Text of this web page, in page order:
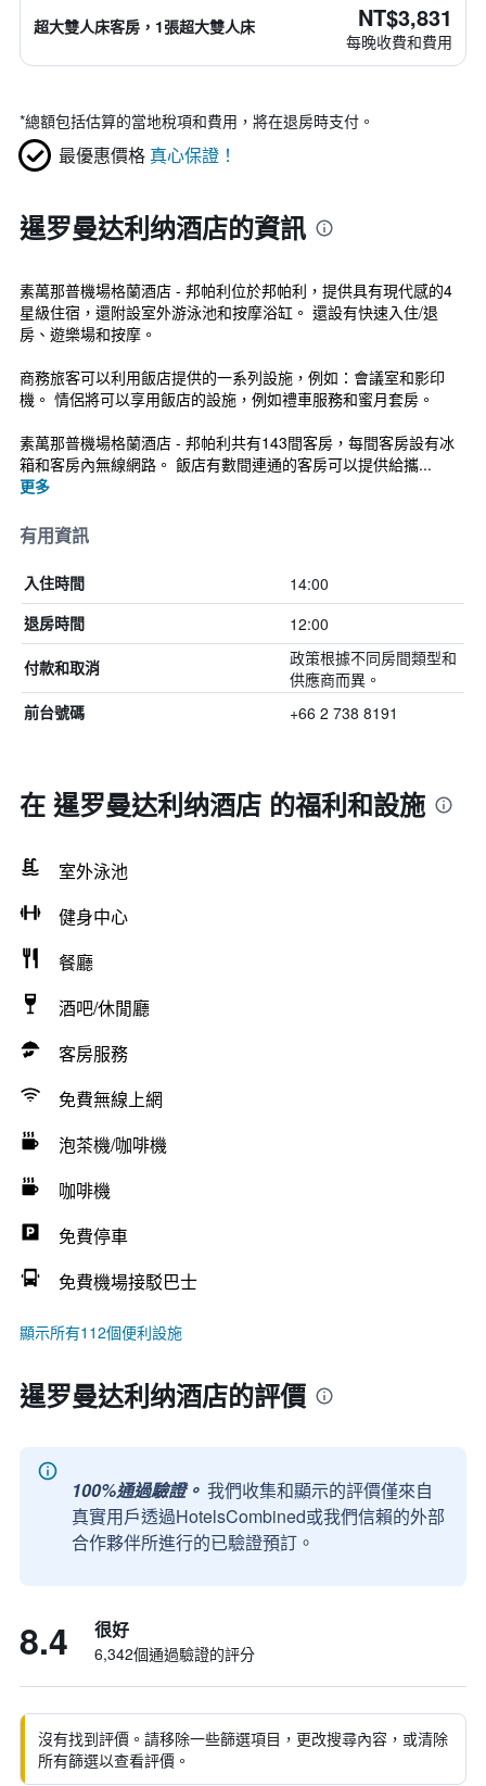
超大雙人床客房，1張超大雙人床 NT$3,831
每晚收費和費用
*總額包括估算的當地稅項和費用，將在退房時支付。
最優惠價格 真心保證！
暹罗曼达利纳酒店的資訊
素萬那普機場格蘭酒店 - 邦帕利位於邦帕利，提供具有現代感的4
星級住宿，還附設室外游泳池和按摩浴缸。 還設有快速入住/退
房、遊樂場和按摩。
商務旅客可以利用飯店提供的一系列設施，例如：會議室和影印
機。 情侶將可以享用飯店的設施，例如禮車服務和蜜月套房。
素萬那普機場格蘭酒店 - 邦帕利共有143間客房，每間客房設有冰
箱和客房內無線網路。 飯店有數間連通的客房可以提供給攜...
更多
有用資訊
入住時間 14:00
退房時間 12:00
付款和取消
政策根據不同房間類型和
供應商而異。
前台號碼 +66 2 738 8191
在 暹罗曼达利纳酒店 的福利和設施
室外泳池
健身中心
餐廳
酒吧/休閒廳
客房服務
免費無線上網
泡茶機/咖啡機
咖啡機
免費停車
免費機場接駁巴士
顯示所有112個便利設施
暹罗曼达利纳酒店的評價
100%通過驗證。 我們收集和顯示的評價僅來自
真實用戶透過HotelsCombined或我們信賴的外部
合作夥伴所進行的已驗證預訂。
8.4 很好
6,342個通過驗證的評分
沒有找到評價。請移除一些篩選項目，更改搜尋內容，或清除
所有篩選以查看評價。